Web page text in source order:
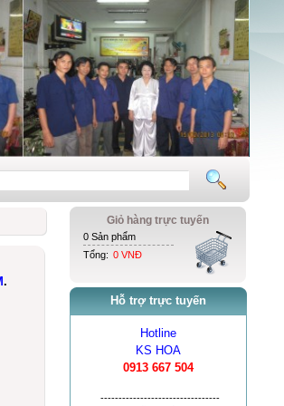
.
Giỏ hàng trực tuyến
0 Sản phẩm
Tổng: 0 VNĐ
Hỗ trợ trực tuyến
Hotline
KS HOA
0913 667 504
---------------------------------